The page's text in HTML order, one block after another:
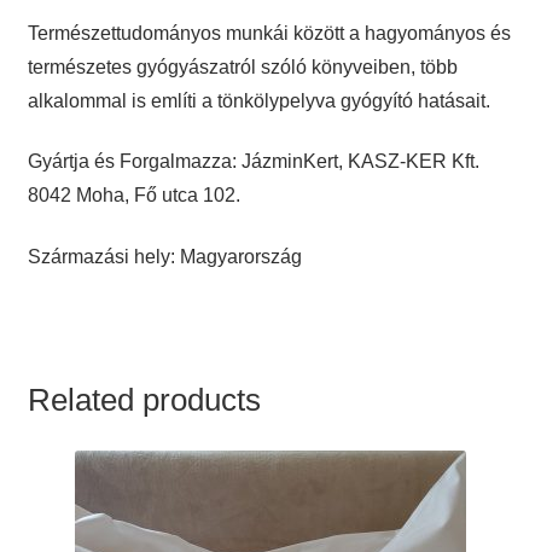
Természettudományos munkái között a hagyományos és
természetes gyógyászatról szóló könyveiben, több
alkalommal is említi a tönkölypelyva gyógyító hatásait.
Gyártja és Forgalmazza: JázminKert, KASZ-KER Kft.
8042 Moha, Fő utca 102.
Származási hely: Magyarország
Related products